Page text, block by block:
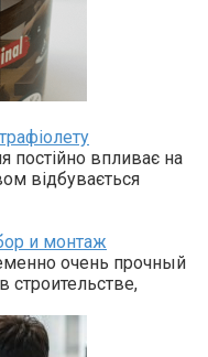
постійно впливає на
відбувається
и монтаж
очень прочный
строительстве,